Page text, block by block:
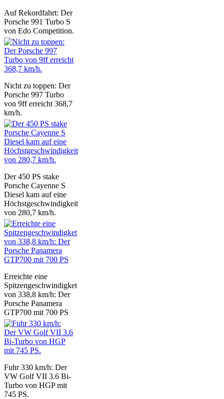
Auf Rekordfahrt: Der
Porsche 991 Turbo S
von Edo Competition.
Nicht zu toppen: Der
Porsche 997 Turbo
von 9ff erreicht 368,7
km/h.
Der 450 PS stake
Porsche Cayenne S
Diesel kam auf eine
Höchstgeschwindigkeit
von 280,7 km/h.
Erreichte eine
Spitzengeschwindigket
von 338,8 km/h: Der
Porsche Panamera
GTP700 mit 700 PS
Fuhr 330 km/h: Der
VW Golf VII 3.6 Bi-
Turbo von HGP mit
745 PS.